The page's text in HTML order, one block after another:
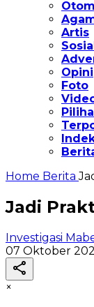
Artis
Opini
Foto
Home Berita
Jadi
Investigasi
07 Oktober
×